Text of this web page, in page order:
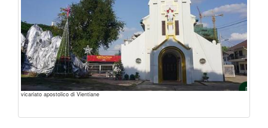
vicariato apostolico di Vientiane